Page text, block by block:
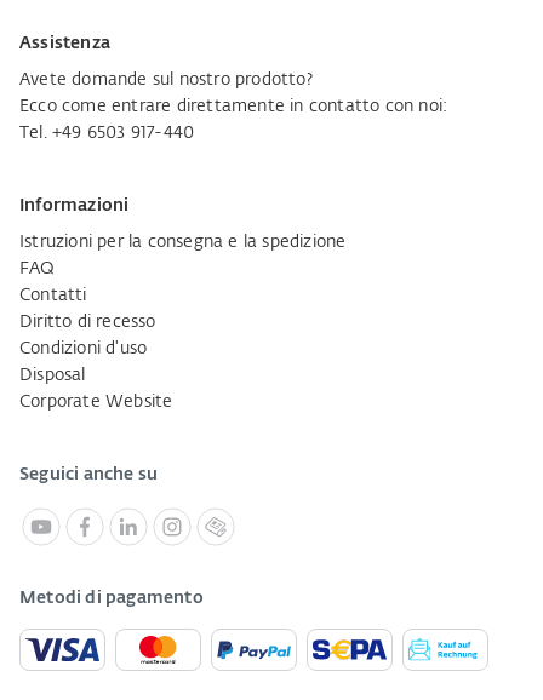
Assistenza
Avete domande sul nostro prodotto?
Ecco come entrare direttamente in contatto con noi:
Tel. +49 6503 917-440
Informazioni
Istruzioni per la consegna e la spedizione
FAQ
Contatti
Diritto di recesso
Condizioni d'uso
Disposal
Corporate Website
Seguici anche su
Metodi di pagamento